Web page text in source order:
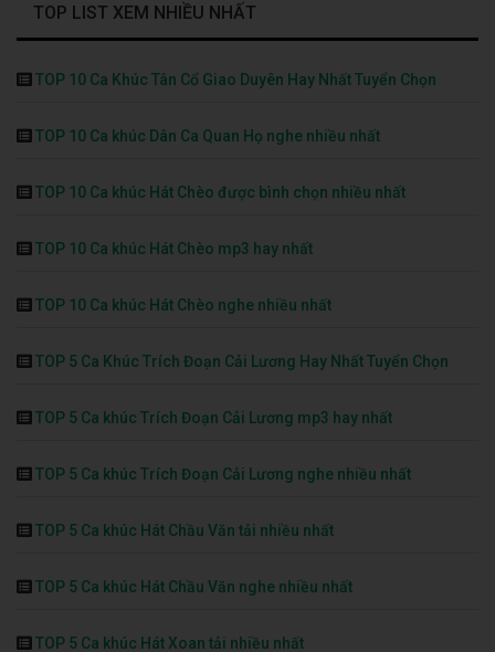
TOP LIST XEM NHIỀU NHẤT
TOP 10 Ca Khúc Tân Cổ Giao Duyên Hay Nhất Tuyển Chọn
TOP 10 Ca khúc Dân Ca Quan Họ nghe nhiều nhất
TOP 10 Ca khúc Hát Chèo được bình chọn nhiều nhất
TOP 10 Ca khúc Hát Chèo mp3 hay nhất
TOP 10 Ca khúc Hát Chèo nghe nhiều nhất
TOP 5 Ca Khúc Trích Đoạn Cải Lương Hay Nhất Tuyển Chọn
TOP 5 Ca khúc Trích Đoạn Cải Lương mp3 hay nhất
TOP 5 Ca khúc Trích Đoạn Cải Lương nghe nhiều nhất
TOP 5 Ca khúc Hát Chầu Văn tải nhiều nhất
TOP 5 Ca khúc Hát Chầu Văn nghe nhiều nhất
TOP 5 Ca khúc Hát Xoan tải nhiều nhất